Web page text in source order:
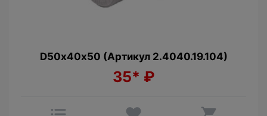
D50х40х50 (Артикул 2.4040.19.104)
35* ₽